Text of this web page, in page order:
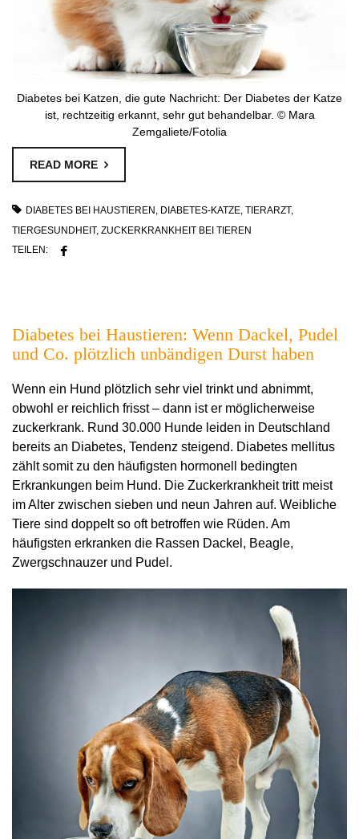
Diabetes bei Katzen, die gute Nachricht: Der Diabetes der Katze
ist, rechtzeitig erkannt, sehr gut behandelbar. © Mara
Zemgaliete/Fotolia
READ MORE
DIABETES BEI HAUSTIEREN , DIABETES-KATZE, TIERARZT,
TIERGESUNDHEIT, ZUCKERKRANKHEIT BEI TIEREN
TEILEN:
Diabetes bei Haustieren: Wenn Dackel, Pudel
und Co. plötzlich unbändigen Durst haben
Wenn ein Hund plötzlich sehr viel trinkt und abnimmt,
obwohl er reichlich frisst – dann ist er möglicherweise
zuckerkrank. Rund 30.000 Hunde leiden in Deutschland
bereits an Diabetes, Tendenz steigend. Diabetes mellitus
zählt somit zu den häufigsten hormonell bedingten
Erkrankungen beim Hund. Die Zuckerkrankheit tritt meist
im Alter zwischen sieben und neun Jahren auf. Weibliche
Tiere sind doppelt so oft betroffen wie Rüden. Am
häufigsten erkranken die Rassen Dackel, Beagle,
Zwergschnauzer und Pudel.